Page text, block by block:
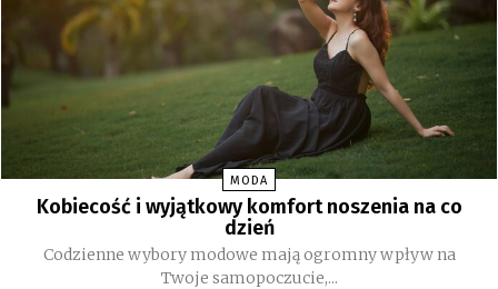
MODA
Kobiecość i wyjątkowy komfort noszenia na co
dzień
Codzienne wybory modowe mają ogromny wpływ na
Twoje samopoczucie,...